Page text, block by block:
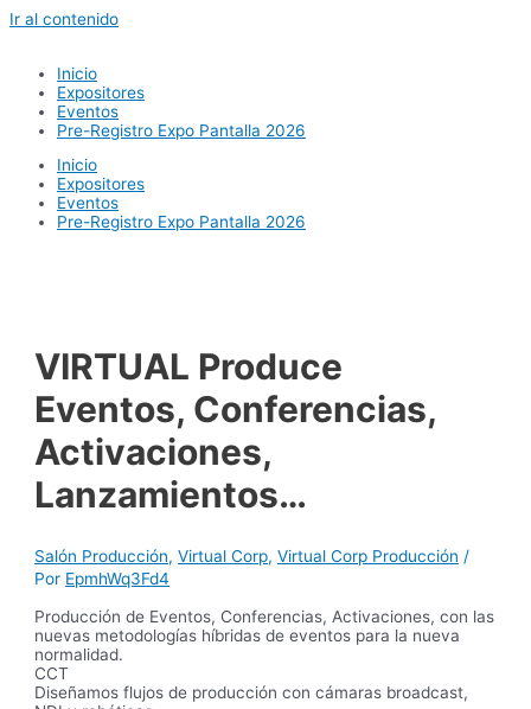
Ir al contenido
Inicio
Expositores
Eventos
Pre-Registro Expo Pantalla 2026
Inicio
Expositores
Eventos
Pre-Registro Expo Pantalla 2026
VIRTUAL Produce
Eventos, Conferencias,
Activaciones,
Lanzamientos…
Salón Producción,Virtual Corp,Virtual Corp Producción /
Por EpmhWq3Fd4
Producción de Eventos, Conferencias, Activaciones, con las
nuevas metodologías híbridas de eventos para la nueva
normalidad.
CCT
Diseñamos flujos de producción con cámaras broadcast,